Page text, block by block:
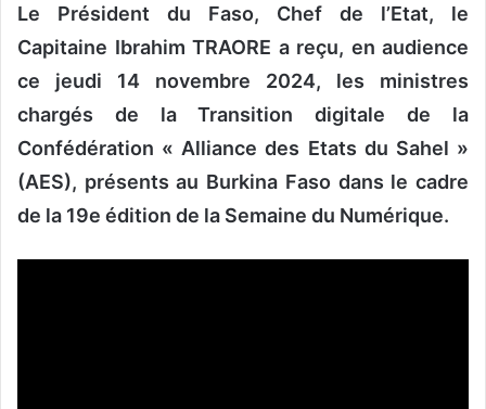
Le Président du Faso, Chef de l’Etat, le
Capitaine Ibrahim TRAORE a reçu, en audience
ce jeudi 14 novembre 2024, les ministres
chargés de la Transition digitale de la
Confédération « Alliance des Etats du Sahel »
(AES), présents au Burkina Faso dans le cadre
de la 19e édition de la Semaine du Numérique.